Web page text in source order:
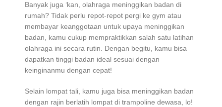
Banyak juga ‘kan, olahraga meninggikan badan di
rumah? Tidak perlu repot-repot pergi ke gym atau
membayar keanggotaan untuk upaya meninggikan
badan, kamu cukup mempraktikkan salah satu latihan
olahraga ini secara rutin. Dengan begitu, kamu bisa
dapatkan tinggi badan ideal sesuai dengan
keinginanmu dengan cepat!
Selain lompat tali, kamu juga bisa meninggikan badan
dengan rajin berlatih lompat di trampoline dewasa, lo!